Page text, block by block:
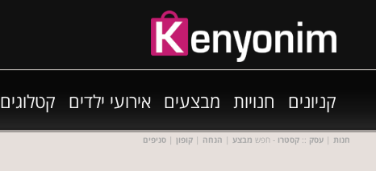
קניונים חנויות מבצעים אירועי ילדים קטלוגים
חנות | עסק :: קסטרו - חפש מבצע | הנחה | קופון | סניפים